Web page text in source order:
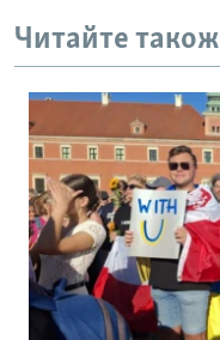
Читайте також